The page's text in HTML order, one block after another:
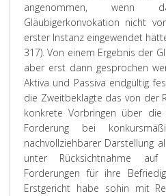
angenommen, wenn
Gläubigerkonvokation nicht
erster Instanz eingewendet
317). Von einem Ergebnis der
aber erst dann gesprochen
Aktiva und Passiva endgültig
die Zweitbeklagte das von der
konkrete Vorbringen über die
Forderung bei
nachvollziehbarer Darstellung
unter Rücksichtnahme
Forderungen für ihre
Erstgericht habe sohin mit